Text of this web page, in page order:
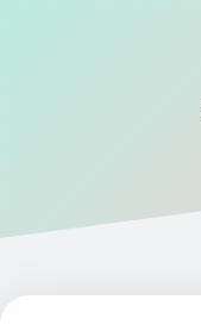
Gizlilik Politikası
Yasal Uyarı